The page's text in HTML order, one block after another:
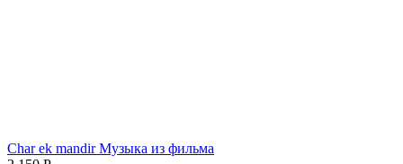
Char ek mandir Музыка из фильма